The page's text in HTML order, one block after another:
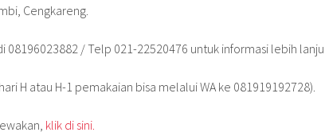
Cengkareng.
08196023882 / Telp 021-22520476 untuk informasi lebih
H atau H-1 pemakaian bisa melalui WA ke 081919192728).
klik di sini.